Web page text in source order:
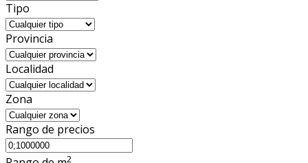
Tipo
Provincia
Localidad
Zona
Rango de precios
2